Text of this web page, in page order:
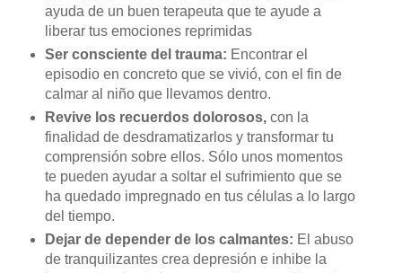
ayuda de un buen terapeuta que te ayude a
liberar tus emociones reprimidas
Ser consciente del trauma: Encontrar el
episodio en concreto que se vivió, con el fin de
calmar al niño que llevamos dentro.
Revive los recuerdos dolorosos,con la
finalidad de desdramatizarlos y transformar tu
comprensión sobre ellos. Sólo unos momentos
te pueden ayudar a soltar el sufrimiento que se
ha quedado impregnado en tus células a lo largo
del tiempo.
Dejar de depender de los calmantes: El abuso
de tranquilizantes crea depresión e inhibe la